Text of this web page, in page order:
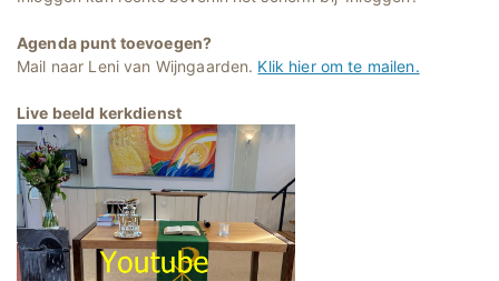
Agenda punt toevoegen?
Mail naar Leni van Wijngaarden. Klik hier om te mailen.
Live beeld kerkdienst